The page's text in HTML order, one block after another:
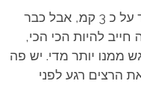
טיפוס ארוך ותלול. כ 1200 מטר על כ 3 קמ, אבל כבר
להיות הכי הכי,
ממנו יותר מדי. יש פה
הרצים רגע לפני